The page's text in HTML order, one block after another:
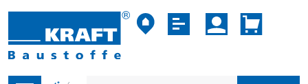
do nawigacji na platformie B2B